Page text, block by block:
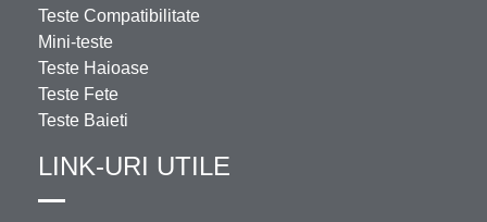
Teste Compatibilitate
Mini-teste
Teste Haioase
Teste Fete
Teste Baieti
LINK-URI UTILE